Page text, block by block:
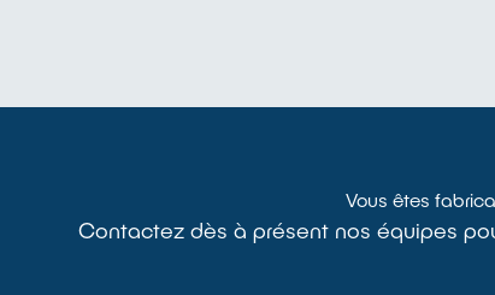
Vous êtes
Contactez dès à présent nos équipes